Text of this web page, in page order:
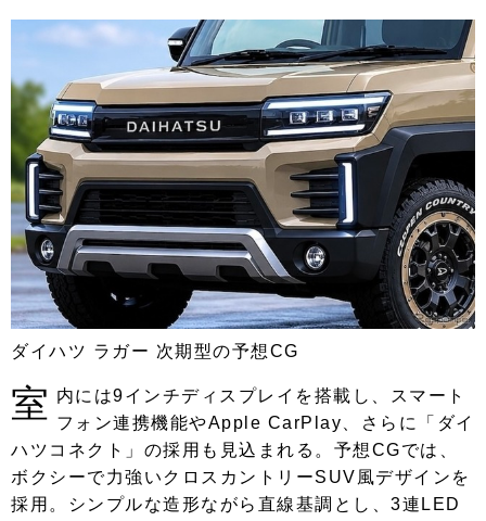
ダイハツ ラガー 次期型の予想CG
室 内には9インチディスプレイを搭載し、スマート
フォン連携機能やApple CarPlay、さらに「ダイ
ハツコネクト」の採用も見込まれる。予想CGでは、
ボクシーで力強いクロスカントリーSUV風デザインを
採用。シンプルな造形ながら直線基調とし、3連LED